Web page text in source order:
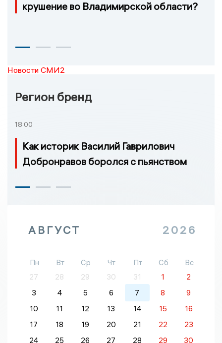
крушение во Владимирской области?
Новости СМИ2
Регион бренд
18:00
Как историк Василий Гаврилович
Добронравов боролся с пьянством
АВГУСТ 2026
Пн Вт Ср Чт Пт Сб
Вс
27
28 29 30 31 1
2
3
4 5 6 7 8
9
10
11 12 13 14 15
16
17
18 19 20 21 22
23
24
25 26 27 28 29 30